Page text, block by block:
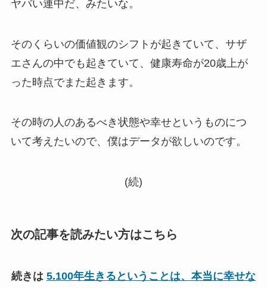
ヤバい連中だ、みたいな。
そのくらいの価値観のシフトが起きていて、サザ
エさんの中でも起きていて、健康寿命が20歳上が
った時点でまた起きます。
その時の人のあるべき状態や幸せというものにつ
いて考えたいので、僕はデータが欲しいのです。
(続)
次の記事を読みたい方はこちら
続きは 5.100年生きるということは、本当に幸せな